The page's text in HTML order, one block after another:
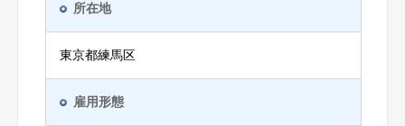
所在地
東京都練馬区
雇用形態